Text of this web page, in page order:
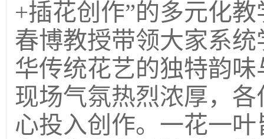
+插花创作”的多元化
春博教授带领大家系
华传统花艺的独特韵
现场气氛热烈浓厚，
心投入创作。一花一